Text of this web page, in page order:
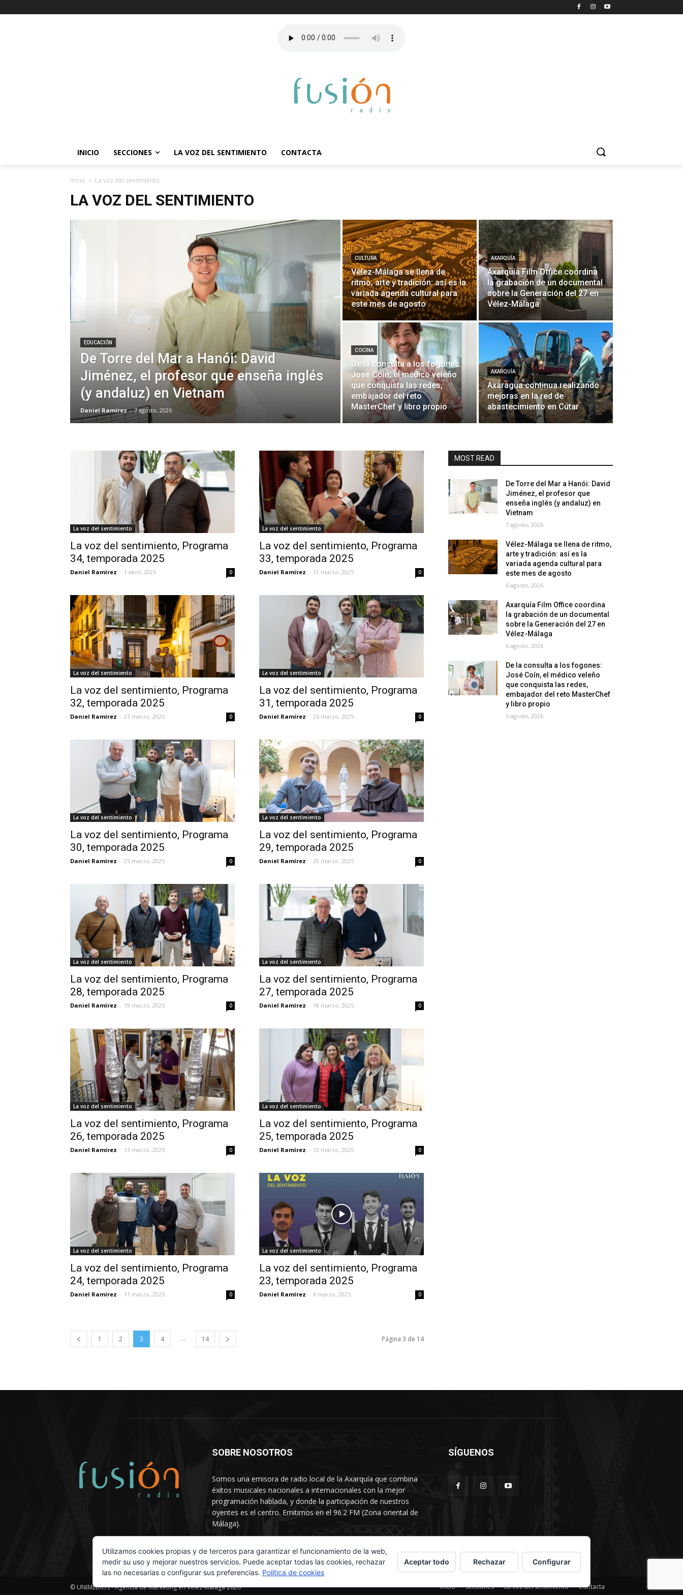
INICIO SECCIONES LA VOZ DEL SENTIMIENTO CONTACTA
Inicio La voz del sentimiento
LA VOZ DEL SENTIMIENTO
EDUCACIÓN
De Torre del Mar a Hanói: David
Jiménez, el profesor que enseña inglés
(y andaluz) en Vietnam
Daniel Ramírez - 7 agosto, 2026
CULTURA
Vélez-Málaga se llena de
ritmo, arte y tradición: así es la
variada agenda cultural para
este mes de agosto
AXARQUÍA
Axarquía Film Office coordina
la grabación de un documental
sobre la Generación del 27 en
Vélez-Málaga
COCINA
De la consulta a los fogones:
José Coín, el médico veleño
que conquista las redes,
embajador del reto
MasterChef y libro propio
AXARQUÍA
Axaragua continua realizando
mejoras en la red de
abastecimiento en Cútar
La voz del sentimiento
La voz del sentimiento, Programa
34, temporada 2025
Daniel Ramírez - 1 abril, 2025 0
La voz del sentimiento
La voz del sentimiento, Programa
33, temporada 2025
Daniel Ramírez - 31 marzo, 2025 0
La voz del sentimiento
La voz del sentimiento, Programa
32, temporada 2025
Daniel Ramírez - 27 marzo, 2025 0
La voz del sentimiento
La voz del sentimiento, Programa
31, temporada 2025
Daniel Ramírez - 26 marzo, 2025 0
La voz del sentimiento
La voz del sentimiento, Programa
30, temporada 2025
Daniel Ramírez - 25 marzo, 2025 0
La voz del sentimiento
La voz del sentimiento, Programa
29, temporada 2025
Daniel Ramírez - 20 marzo, 2025 0
La voz del sentimiento
La voz del sentimiento, Programa
28, temporada 2025
Daniel Ramírez - 19 marzo, 2025 0
La voz del sentimiento
La voz del sentimiento, Programa
27, temporada 2025
Daniel Ramírez - 18 marzo, 2025 0
La voz del sentimiento
La voz del sentimiento, Programa
26, temporada 2025
Daniel Ramírez - 13 marzo, 2025 0
La voz del sentimiento
La voz del sentimiento, Programa
25, temporada 2025
Daniel Ramírez - 12 marzo, 2025 0
La voz del sentimiento
La voz del sentimiento, Programa
24, temporada 2025
Daniel Ramírez - 11 marzo, 2025 0
La voz del sentimiento
La voz del sentimiento, Programa
23, temporada 2025
Daniel Ramírez - 6 marzo, 2025 0
1 2 3 4 ... 14 Página 3 de 14
MOST READ
De Torre del Mar a Hanói: David
Jiménez, el profesor que
enseña inglés (y andaluz) en
Vietnam
7 agosto, 2026
Vélez-Málaga se llena de ritmo,
arte y tradición: así es la
variada agenda cultural para
este mes de agosto
6 agosto, 2026
Axarquía Film Office coordina
la grabación de un documental
sobre la Generación del 27 en
Vélez-Málaga
6 agosto, 2026
De la consulta a los fogones:
José Coín, el médico veleño
que conquista las redes,
embajador del reto MasterChef
y libro propio
5 agosto, 2026
SOBRE NOSOTROS
Somos una emisora de radio local de la Axarquía que combina
éxitos musicales nacionales a internacionales con la mejor
programación hablada, y donde la participación de nuestros
oyentes es el centro. Emitimos en el 96.2 FM (Zona oriental de
Málaga).
SÍGUENOS
© UNIMEDIOS - Agencia de Marketing en Vélez-Málaga 2026 Inicio Secciones La voz del sentimiento Contacta
Utilizamos cookies propias y de terceros para garantizar el funcionamiento de la web,
medir su uso y mejorar nuestros servicios. Puede aceptar todas las cookies, rechazar
las no necesarias o configurar sus preferencias. Política de cookies
Aceptar todo Rechazar Configurar